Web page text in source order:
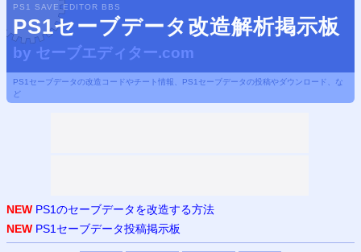
PS1 SAVE EDITOR BBS
PS1セーブデータ改造解析掲示板
by セーブエディター.com
PS1セーブデータの改造コードやチート情報、PS1セーブデータの投稿やダウンロード、な
ど
NEW PS1のセーブデータを改造する方法
NEW PS1セーブデータ投稿掲示板